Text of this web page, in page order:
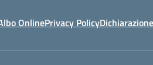
OnlinePrivacy Policy